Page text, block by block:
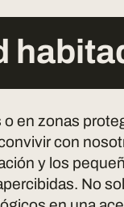
en zonas
con
y los
No